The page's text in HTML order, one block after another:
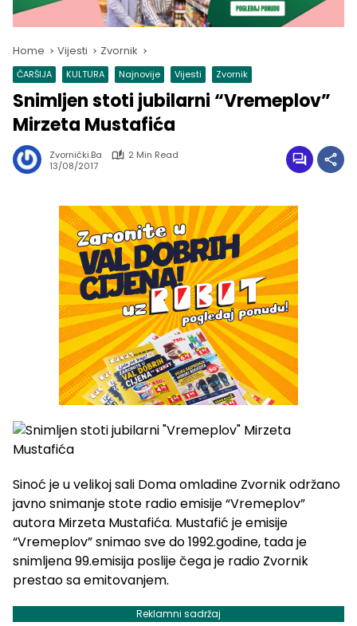
Home Vijesti Zvornik
ČARŠIJA KULTURA Najnovije Vijesti Zvornik
Snimljen stoti jubilarni “Vremeplov”
Mirzeta Mustafića
Zvornički.ba
2 Min Read
13/08/2017
Sinoć je u velikoj sali Doma omladine Zvornik održano
javno snimanje stote radio emisije “Vremeplov”
autora Mirzeta Mustafića. Mustafić je emisije
“Vremeplov” snimao sve do 1992.godine, tada je
snimljena 99.emisija poslije čega je radio Zvornik
prestao sa emitovanjem.
Reklamni sadržaj